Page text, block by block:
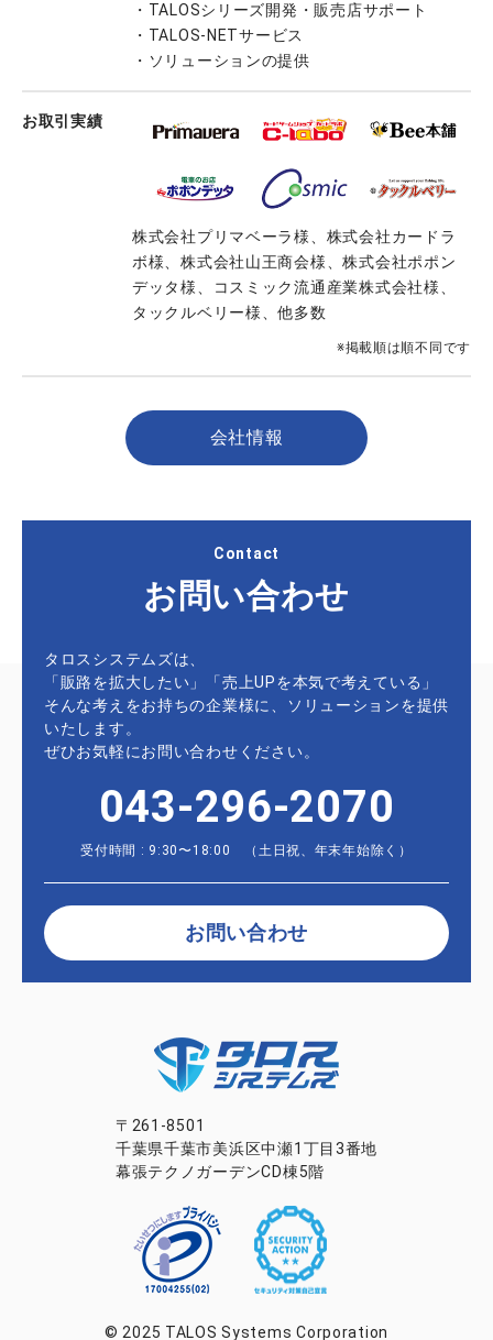
・TALOSシリーズ開発・販売店サポート
・TALOS-NETサービス
・ソリューションの提供
お取引実績
株式会社プリマベーラ様、株式会社カードラ
ボ様、株式会社山王商会様、株式会社ポポン
デッタ様、コスミック流通産業株式会社様、
タックルベリー様、他多数
※掲載順は順不同です
会社情報
Contact
お問い合わせ
タロスシステムズは、
「販路を拡大したい」「売上UPを本気で考えている」
そんな考えをお持ちの企業様に、ソリューションを提供
いたします。
ぜひお気軽にお問い合わせください。
043-296-2070
受付時間 : 9:30〜18:00 （土日祝、年末年始除く）
お問い合わせ
〒261-8501
千葉県千葉市美浜区中瀬1丁目3番地
幕張テクノガーデンCD棟5階
© 2025 TALOS Systems Corporation